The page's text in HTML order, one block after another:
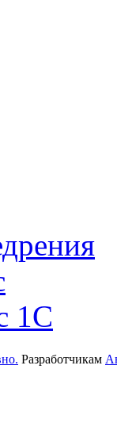
1С
Разработчикам